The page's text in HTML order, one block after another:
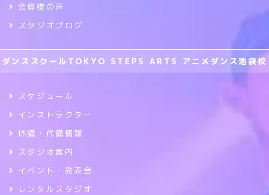
会員様の声
スタジオブログ
ダンススクールTOKYO STEPS ARTS アニメダンス池袋校
スケジュール
インストラクター
休講・代講情報
スタジオ案内
イベント・発表会
レンタルスタジオ